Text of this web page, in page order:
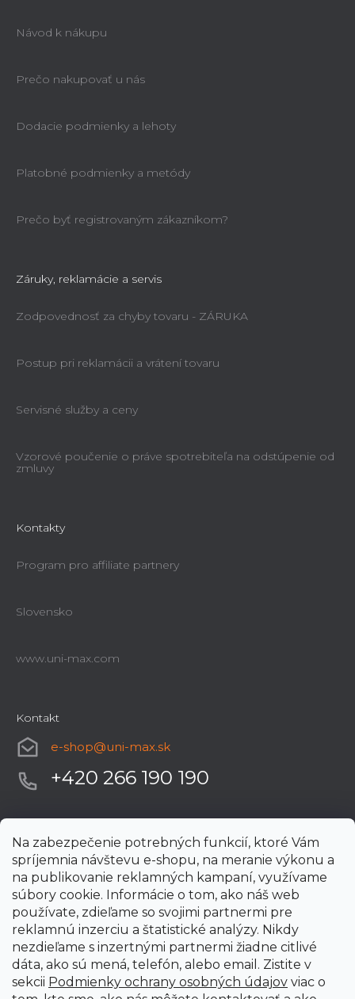
Na zabezpečenie potrebných funkcií, ktoré Vám
spríjemnia návštevu e-shopu, na meranie výkonu a
na publikovanie reklamných kampaní, využívame
súbory cookie. Informácie o tom, ako náš web
používate, zdieľame so svojimi partnermi pre
reklamnú inzerciu a štatistické analýzy. Nikdy
nezdieľame s inzertnými partnermi žiadne citlivé
dáta, ako sú mená, telefón, alebo email. Zistite v
sekcii Podmienky ochrany osobných údajov viac o
Návod k nákupu
Prečo nakupovať u nás
Dodacie podmienky a lehoty
Platobné podmienky a metódy
Prečo byť registrovaným zákazníkom?
Záruky, reklamácie a servis
Zodpovednosť za chyby tovaru - ZÁRUKA
Postup pri reklamácii a vrátení tovaru
Servisné služby a ceny
Vzorové poučenie o práve spotrebiteľa na odstúpenie od
zmluvy
Kontakty
Program pro affiliate partnery
Slovensko
www.uni-max.com
Kontakt
e-shop@uni-max.sk
+420 266 190 190